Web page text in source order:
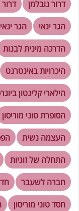
דרור נובלמן
הגר ינאי
הגר
הדרכה מינית לבנות
היכרויות באינטרנט
הילארי קלינטון
הסופרת טוני מוריסון
העצמה נשית
התחלה של זוגיות
חברה לשעבר
חסד טוני מוריסון